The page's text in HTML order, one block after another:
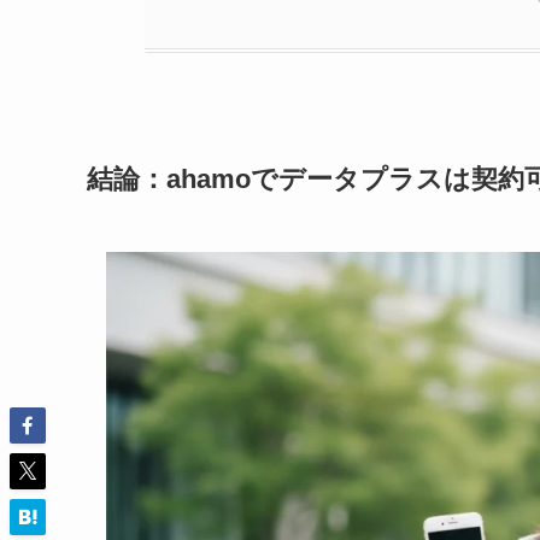
結論：ahamoでデータプラスは契約